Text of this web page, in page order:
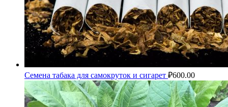
Семена табака для самокруток и сигарет ₽600.00